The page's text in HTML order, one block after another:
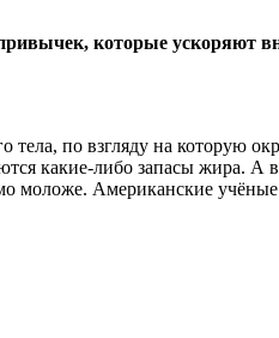
которые ускоряют
по взгляду на которую
какие-либо запасы
Американские